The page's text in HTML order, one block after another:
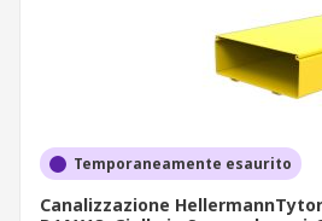
Temporaneamente esaurito
Canalizzazione